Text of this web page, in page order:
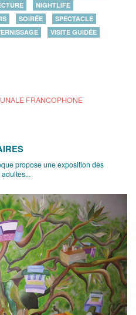
NIGHTLIFE
SOIRÉE
SPECTACLE
VISITE GUIDÉE
FRANCOPHONE
propose une exposition des